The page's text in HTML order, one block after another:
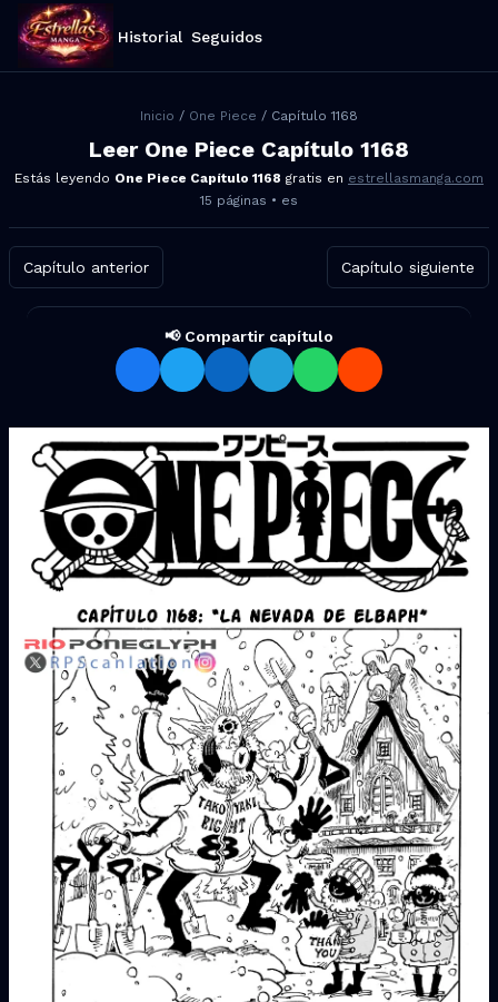
Historial Seguidos
Inicio / One Piece / Capítulo 1168
Leer One Piece Capítulo 1168
Estás leyendo One Piece Capítulo 1168 gratis en estrellasmanga.com
15 páginas • es
Capítulo anterior Capítulo siguiente
📢 Compartir capítuloCompartir One Piece